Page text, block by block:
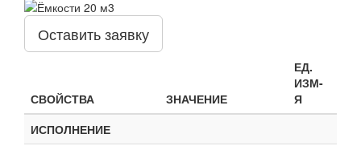
Оставить заявку
СВОЙСТВА ЗНАЧЕНИЕ
ЕД.
ИЗМ-
Я
ИСПОЛНЕНИЕ